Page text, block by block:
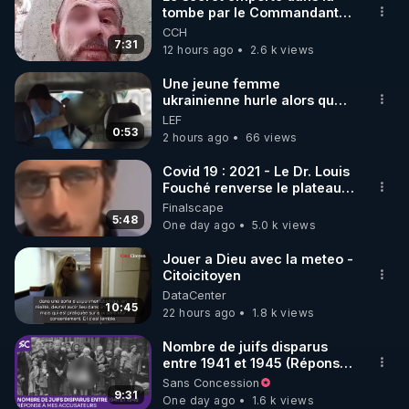
🌱 INSTAGRAM
https://www.instagram.com/rdlr_thierrycasasnovas/
http://rgnr.li/instagram
🌱 LA NEWSLETTER
Pour ne pas rater l’actualité RGNR (stages,
http://rgnr.li/news
🌱 VIDÉOS NON CENSURÉES SUR ODYSEE
Toutes les vidéos Youtube sont aussi sur la
http://rgnr.li/odysee
🌱 LES STAGES EN PRÉSENTIEL
http://rgnr.li/stages
7:31
tombe par le Commandant
Cousteau le 25 juin 1997
CCH
12 hours ago
2.6 k views
0:53
Une jeune femme
ukrainienne hurle alors que
son ptit ami est brutalement
enlevé par milice Zelensky
LEF
2 hours ago
66 views
5:48
Covid 19 : 2021 - Le Dr. Louis
Fouché renverse le plateau
de CNews !
Finalscape
One day ago
5.0 k views
10:45
Jouer a Dieu avec la meteo -
Citoicitoyen
DataCenter
22 hours ago
1.8 k views
9:31
Nombre de juifs disparus
entre 1941 et 1945 (Réponse
à mes accusateurs)
Sans Concession
One day ago
1.6 k views